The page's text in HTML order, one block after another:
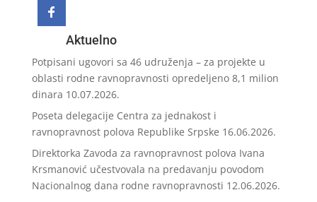
Aktuelno
Potpisani ugovori sa 46 udruženja – za projekte u
oblasti rodne ravnopravnosti opredeljeno 8,1 milion
dinara 10.07.2026.
Poseta delegacije Centra za jednakost i
ravnopravnost polova Republike Srpske 16.06.2026.
Direktorka Zavoda za ravnopravnost polova Ivana
Krsmanović učestvovala na predavanju povodom
Nacionalnog dana rodne ravnopravnosti 12.06.2026.